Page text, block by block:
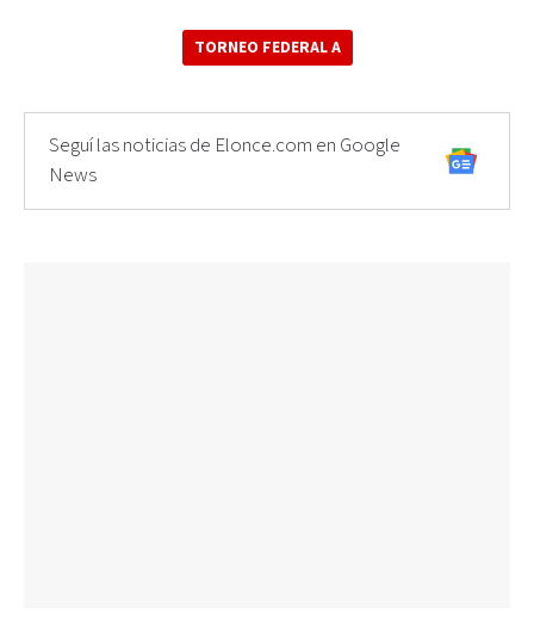
TORNEO FEDERAL A
Seguí las noticias de Elonce.com en Google
News